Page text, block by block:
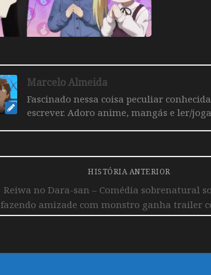
Marcelo Almeida
Fascinado nessa coisa peculiar
escrever. Adoro anime, mangás e ler/
HISTÓRIA ANTERIOR
Reiwa no Dara-san – Comédia sobrenatural
fazendo amizade com monstro ganha trailer